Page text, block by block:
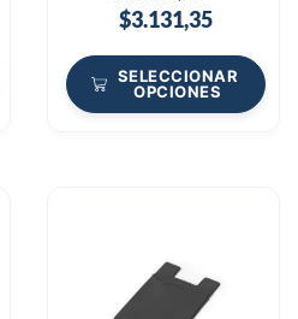
$3.131,35
SELECCIONAR
OPCIONES